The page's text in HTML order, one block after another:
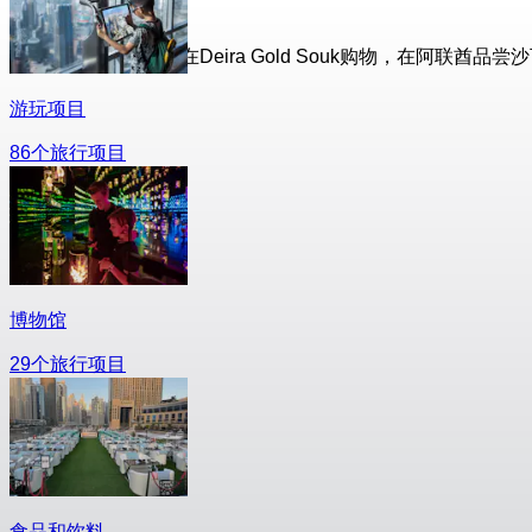
乘坐哈利法塔电梯，在Deira Gold Souk购物，在阿联酋品尝
游玩项目
86个旅行项目
博物馆
29个旅行项目